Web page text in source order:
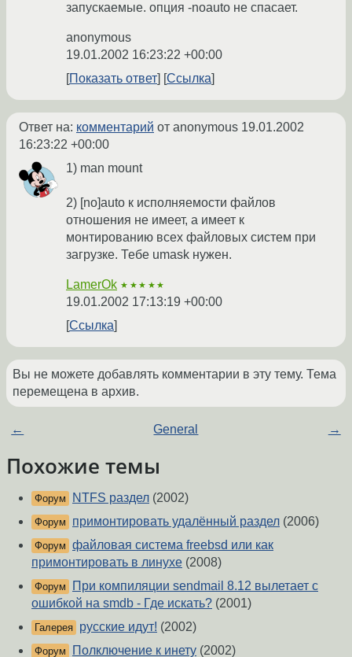
запускаемые. опция -noauto не спасает.
anonymous
19.01.2002 16:23:22 +00:00
Показать ответ
Ссылка
Ответ на: комментарий от anonymous 19.01.2002
16:23:22 +00:00
1) man mount
2) [no]auto к исполняемости файлов
отношения не имеет, а имеет к
монтированию всех файловых систем при
загрузке. Тебе umask нужен.
LamerOk ★★★★★
19.01.2002 17:13:19 +00:00
Ссылка
Вы не можете добавлять комментарии в эту тему. Тема
перемещена в архив.
← General →
Похожие темы
Форум NTFS раздел (2002)
Форум примонтировать удалённый раздел (2006)
Форум файловая система freebsd или как
примонтировать в линухе (2008)
Форум
При компиляции sendmail 8.12 вылетает с
ошибкой на smdb - Где искать? (2001)
Галерея русские идут! (2002)
Форум Полключение к инету (2002)